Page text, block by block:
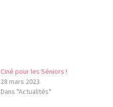
Ciné pour les Séniors !
28 mars 2023
Dans "Actualités"